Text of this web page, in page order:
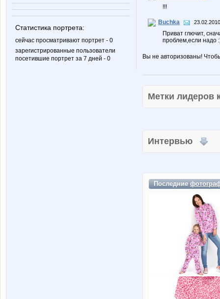
Статистика портрета:
сейчас просматривают портрет - 0
зарегистрированные пользователи
посетившие портрет за 7 дней - 0
!!!
Buchka
Приват глючит,
проблем,если надо
Вы не авторизованы!
Метки
Интервью
Последние